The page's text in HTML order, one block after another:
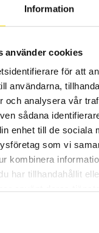
Information
använder cookies
för att
användarna,
och analysera vår
sådana
enhet till de sociala
som vi
kombinera
har tillhandahållit
samt med ett brett
krPrisintervall:
5,795.00 kr
9,940.00 kr